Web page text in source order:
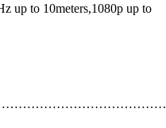
up to 10meters,1080p up to